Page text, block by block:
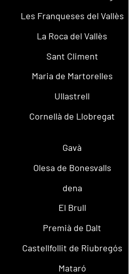
Les Franqueses del Vallès
La Roca del Vallès
Sant Climent
Maria de Martorelles
Ullastrell
Cornellà de Llobregat
Gavà
Olesa de Bonesvalls
dena
El Brull
Premià de Dalt
Castellfollit de Riubregós
Mataró